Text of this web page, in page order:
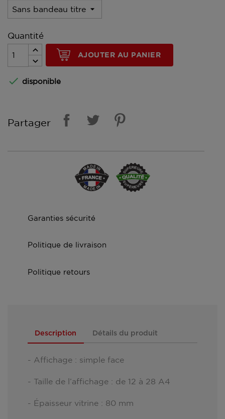
Quantité
AJOUTER AU PANIER
 disponible
Partager
Garanties sécurité
Politique de livraison
Politique retours
Description Détails du produit
- Affichage : simple face
- Taille de l’affichage : de 12 à 28 A4
- Épaisseur vitrine : 80 mm